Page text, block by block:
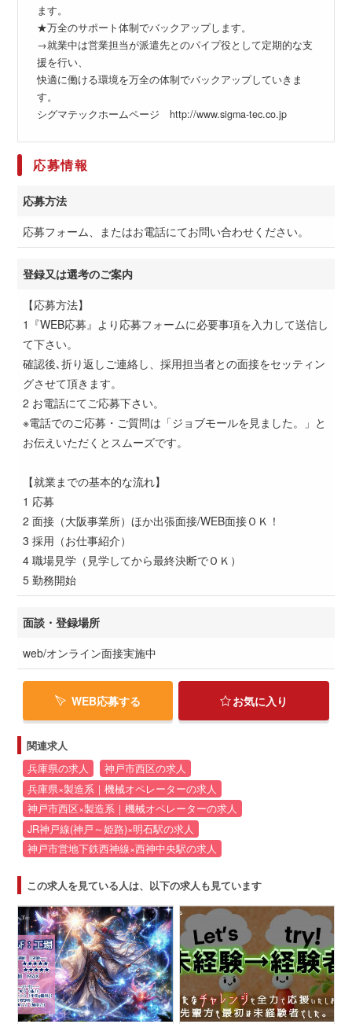
ます。
★万全のサポート体制でバックアップします。
→就業中は営業担当が派遣先とのパイプ役として定期的な支
援を行い、
快適に働ける環境を万全の体制でバックアップしていきま
す。
シグマテックホームページ http://www.sigma-tec.co.jp
応募情報
応募方法
応募フォーム、またはお電話にてお問い合わせください。
登録又は選考のご案内
【応募方法】
1『WEB応募』より応募フォームに必要事項を入力して送信し
て下さい。
確認後､折り返しご連絡し、採用担当者との面接をセッティン
グさせて頂きます。
2 お電話にてご応募下さい。
※電話でのご応募・ご質問は「ジョブモールを見ました。」と
お伝えいただくとスムーズです。
【就業までの基本的な流れ】
1 応募
2 面接（大阪事業所）ほか出張面接/WEB面接ＯＫ！
3 採用（お仕事紹介）
4 職場見学（見学してから最終決断でＯＫ）
5 勤務開始
面談・登録場所
web/オンライン面接実施中
WEB応募する お気に入り
関連求人
兵庫県の求人
神戸市西区の求人
兵庫県×製造系｜機械オペレーターの求人
神戸市西区×製造系｜機械オペレーターの求人
JR神戸線(神戸～姫路)×明石駅の求人
神戸市営地下鉄西神線×西神中央駅の求人
この求人を見ている人は、以下の求人も見ています